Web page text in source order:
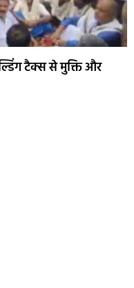
टैक्स से मुक्ति और